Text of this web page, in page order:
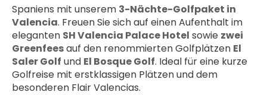
Spaniens mit unserem 3-Nächte-Golfpaket in
Valencia. Freuen Sie sich auf einen Aufenthalt im
eleganten SH Valencia Palace Hotel sowie zwei
Greenfees auf den renommierten Golfplätzen El
Saler Golf und El Bosque Golf. Ideal für eine kurze
Golfreise mit erstklassigen Plätzen und dem
besonderen Flair Valencias.